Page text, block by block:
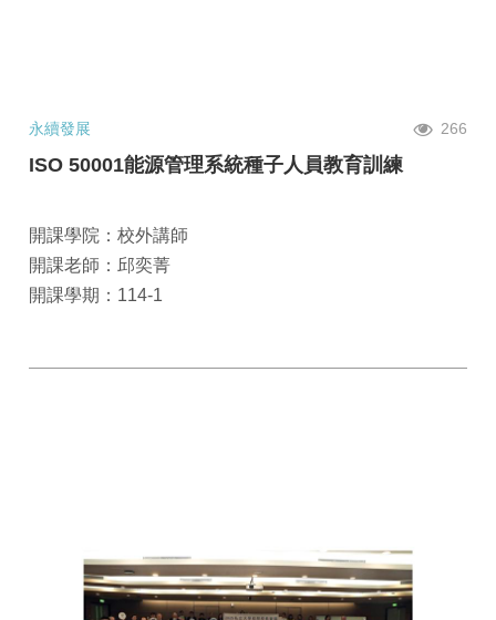
永續發展 266
ISO 50001能源管理系統種子人員教育訓練
開課學院：校外講師
開課老師：邱奕菁
開課學期：114-1